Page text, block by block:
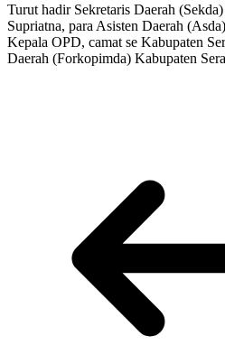
Turut hadir Sekretaris Daerah
Supriatna, para Asisten Daerah
Kepala OPD, camat se Kabupaten
Daerah (Forkopimda) Kabupaten